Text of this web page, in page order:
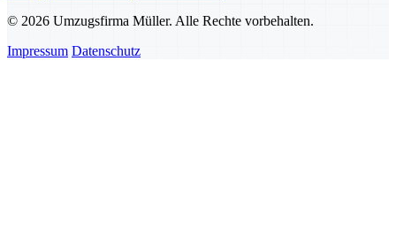
© 2026 Umzugsfirma Müller. Alle Rechte vorbehalten.
Impressum Datenschutz